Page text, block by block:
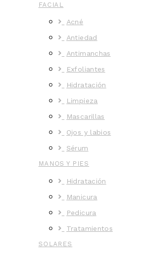
FACIAL
Acné
Antiedad
Antimanchas
Exfoliantes
Hidratación
Limpieza
Mascarillas
Ojos y labios
Sérum
MANOS Y PIES
Hidratación
Manicura
Pedicura
Tratamientos
SOLARES